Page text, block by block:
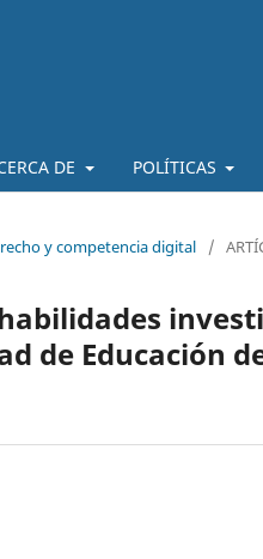
DE POLÍTICAS
y competencia digital /
de Educación